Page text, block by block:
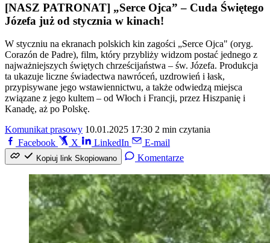
[NASZ PATRONAT] „Serce Ojca” – Cuda Świętego
Józefa już od stycznia w kinach!
W styczniu na ekranach polskich kin zagości „Serce Ojca" (oryg.
Corazón de Padre), film, który przybliży widzom postać jednego z
najważniejszych świętych chrześcijaństwa – św. Józefa. Produkcja
ta ukazuje liczne świadectwa nawróceń, uzdrowień i łask,
przypisywane jego wstawiennictwu, a także odwiedzą miejsca
związane z jego kultem – od Włoch i Francji, przez Hiszpanię i
Kanadę, aż po Polskę.
Komunikat prasowy 10.01.2025 17:30 2 min czytania
Facebook
X LinkedIn E-mail
Kopiuj link Skopiowano Komentarze